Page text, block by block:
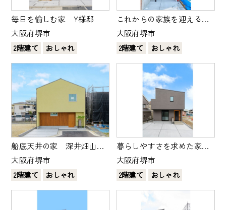
毎日を愉しむ家 Y様邸
大阪府堺市
2階建て おしゃれ
これからの家族を迎える
家 M様邸
大阪府堺市
2階建て おしゃれ
船底天井の家 深井畑山町
のモデルハウス
大阪府堺市
2階建て おしゃれ
暮らしやすさを求めた家
N様邸
大阪府堺市
2階建て おしゃれ